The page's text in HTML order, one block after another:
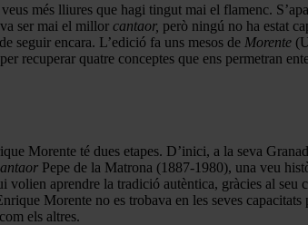
més lliures que hagi tingut mai el flamenc.
ser mai el millor cantaor, però ningú no ha estat
seguir encara. L’edició fa uns mesos de Morente
recuperar quatre conceptes que ens permetran
Morente té dues etapes. D’inici, a la seva
Pepe de la Matrona (1887-1980), una veu
aprendre la tradició autèntica, gràcies al seu
Morente no es trobava en les seves
com els altres.